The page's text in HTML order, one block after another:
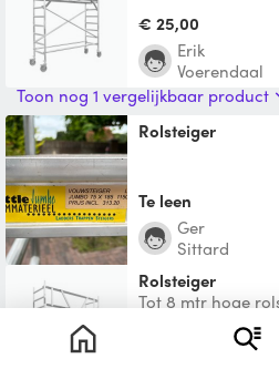
€ 25,00
Erik
Voerendaal
Toon nog 1 vergelijkbaar product
Rolsteiger
Te leen
Ger
Sittard
Rolsteiger
Tot 8 mtr hoge
wat oud maar
hem zelf ook